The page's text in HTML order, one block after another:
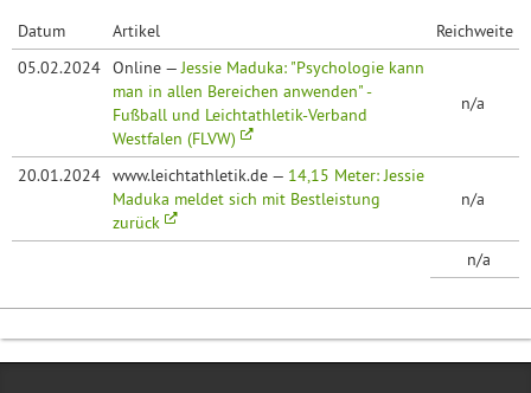
Datum Artikel
Reichweite
05.02.2024 Online —Jessie Maduka: "Psychologie kann
man in allen Bereichen anwenden" -
Fußball und Leichtathletik-Verband
Westfalen (FLVW)
n/a
20.01.2024 www.leichtathletik.de — 14,15 Meter: Jessie
Maduka meldet sich mit Bestleistung
zurück
n/a
n/a